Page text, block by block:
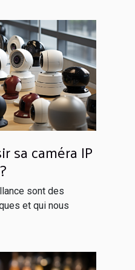
sa caméra IP
sont des
et qui nous